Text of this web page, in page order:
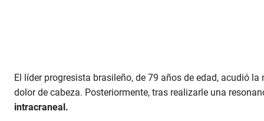
El líder progresista brasileño, de 79 años de edad, acudió
dolor de cabeza. Posteriormente, tras realizarle una
intracraneal.